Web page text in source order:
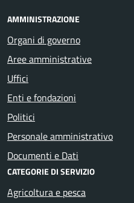
AMMINISTRAZIONE
Organi di governo
Aree amministrative
Uffici
Enti e fondazioni
Politici
Personale amministrativo
Documenti e Dati
CATEGORIE DI SERVIZIO
Agricoltura e pesca